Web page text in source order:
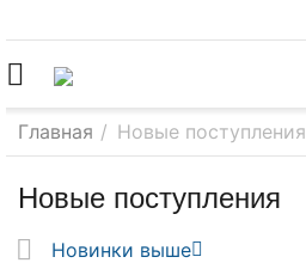
Главная / Новые поступления
Новые поступления
Новинки выше